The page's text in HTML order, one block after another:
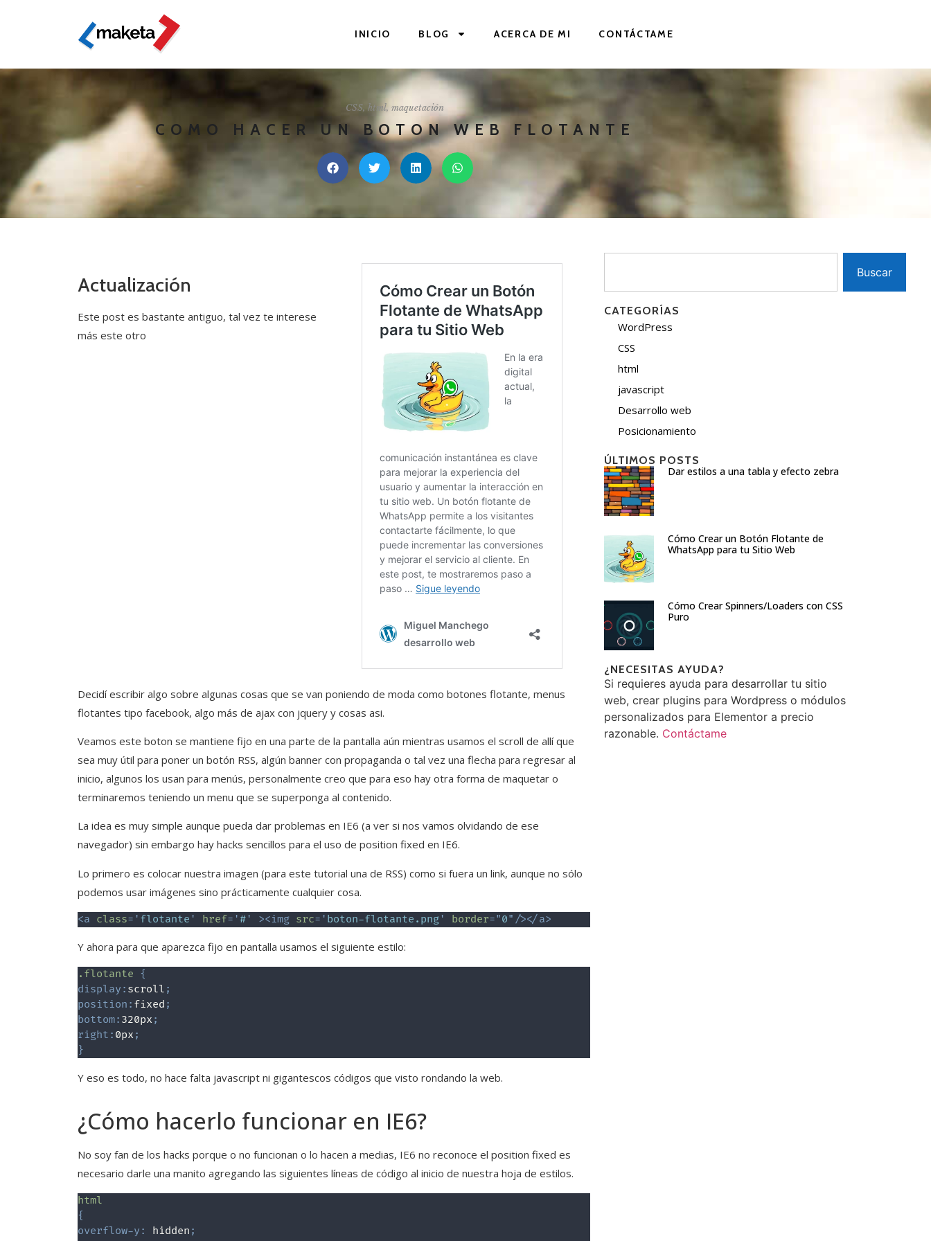
INICIO BLOG ACERCA DE MI CONTÁCTAME
CSS, html, maquetación
COMO HACER UN BOTON WEB FLOTANTE
Actualización
Este post es bastante antiguo, tal vez te interese
más este otro
Decidí escribir algo sobre algunas cosas que se van poniendo de moda como botones flotante, menus
flotantes tipo facebook, algo más de ajax con jquery y cosas asi.
Veamos este boton se mantiene fijo en una parte de la pantalla aún mientras usamos el scroll de allí que
sea muy útil para poner un botón RSS, algún banner con propaganda o tal vez una flecha para regresar al
inicio, algunos los usan para menús, personalmente creo que para eso hay otra forma de maquetar o
terminaremos teniendo un menu que se superponga al contenido.
La idea es muy simple aunque pueda dar problemas en IE6 (a ver si nos vamos olvidando de ese
navegador) sin embargo hay hacks sencillos para el uso de position fixed en IE6.
Lo primero es colocar nuestra imagen (para este tutorial una de RSS) como si fuera un link, aunque no sólo
podemos usar imágenes sino prácticamente cualquier cosa.
<a class= ' flotante ' href= '# ' ><img src= ' boton-flotante.png ' border="0" /></a>
Y ahora para que aparezca fijo en pantalla usamos el siguiente estilo:
.flotante
{
display : scroll ;
position : fixed ;
bottom: 320px ;
right : 0px ;
}
Y eso es todo, no hace falta javascript ni gigantescos códigos que visto rondando la web.
¿Cómo hacerlo funcionar en IE6?
No soy fan de los hacks porque o no funcionan o lo hacen a medias, IE6 no reconoce el position fixed es
necesario darle una manito agregando las siguientes líneas de código al inicio de nuestra hoja de estilos.
html
{
overflow-y : hidden ;
Buscar
CATEGORÍAS
WordPress
CSS
html
javascript
Desarrollo web
Posicionamiento
ÚLTIMOS POSTS
Dar estilos a una tabla y efecto zebra
Cómo Crear un Botón Flotante de
WhatsApp para tu Sitio Web
Cómo Crear Spinners/Loaders con CSS
Puro
¿NECESITAS AYUDA?
Si requieres ayuda para desarrollar tu sitio
web, crear plugins para Wordpress o módulos
personalizados para Elementor a precio
razonable. Contáctame